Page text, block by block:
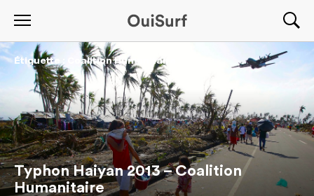
Étiquette : Coalition Humanitaire
Typhon Haiyan 2013 – Coalition
Humanitaire